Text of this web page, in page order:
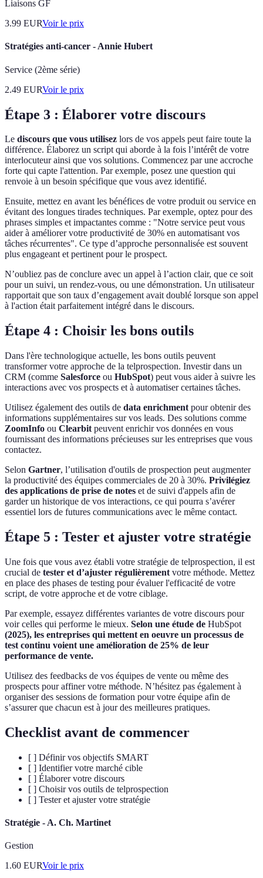
Liaisons GF
3.99 EURVoir le prix
Stratégies anti-cancer - Annie Hubert
Service (2ème série)
2.49 EURVoir le prix
Étape 3 : Élaborer votre discours
Le discours que vous utilisez lors de vos appels peut faire toute la
différence. Élaborez un script qui aborde à la fois l’intérêt de votre
interlocuteur ainsi que vos solutions. Commencez par une accroche
forte qui capte l'attention. Par exemple, posez une question qui
renvoie à un besoin spécifique que vous avez identifié.
Ensuite, mettez en avant les bénéfices de votre produit ou service en
évitant des longues tirades techniques. Par exemple, optez pour des
phrases simples et impactantes comme : "Notre service peut vous
aider à améliorer votre productivité de 30% en automatisant vos
tâches récurrentes". Ce type d’approche personnalisée est souvent
plus engageant et pertinent pour le prospect.
N’oubliez pas de conclure avec un appel à l’action clair, que ce soit
pour un suivi, un rendez-vous, ou une démonstration. Un utilisateur
rapportait que son taux d’engagement avait doublé lorsque son appel
à l'action était parfaitement intégré dans le discours.
Étape 4 : Choisir les bons outils
Dans l'ère technologique actuelle, les bons outils peuvent
transformer votre approche de la telprospection. Investir dans un
CRM (comme Salesforce ou HubSpot) peut vous aider à suivre les
interactions avec vos prospects et à automatiser certaines tâches.
Utilisez également des outils de data enrichment pour obtenir des
informations supplémentaires sur vos leads. Des solutions comme
ZoomInfo ou Clearbit peuvent enrichir vos données en vous
fournissant des informations précieuses sur les entreprises que vous
contactez.
Selon Gartner, l’utilisation d'outils de prospection peut augmenter
la productivité des équipes commerciales de 20 à 30%. Privilégiez
des applications de prise de notes et de suivi d'appels afin de
garder un historique de vos interactions, ce qui pourra s’avérer
essentiel lors de futures communications avec le même contact.
Étape 5 : Tester et ajuster votre stratégie
Une fois que vous avez établi votre stratégie de telprospection, il est
crucial de tester et d’ajuster régulièrement votre méthode. Mettez
en place des phases de testing pour évaluer l'efficacité de votre
script, de votre approche et de votre ciblage.
Par exemple, essayez différentes variantes de votre discours pour
voir celles qui performe le mieux. Selon une étude de HubSpot
(2025), les entreprises qui mettent en oeuvre un processus de
test continu voient une amélioration de 25% de leur
performance de vente.
Utilisez des feedbacks de vos équipes de vente ou même des
prospects pour affiner votre méthode. N’hésitez pas également à
organiser des sessions de formation pour votre équipe afin de
s’assurer que chacun est à jour des meilleures pratiques.
Checklist avant de commencer
[ ] Définir vos objectifs SMART
[ ] Identifier votre marché cible
[ ] Élaborer votre discours
[ ] Choisir vos outils de telprospection
[ ] Tester et ajuster votre stratégie
Stratégie - A. Ch. Martinet
Gestion
1.60 EURVoir le prix